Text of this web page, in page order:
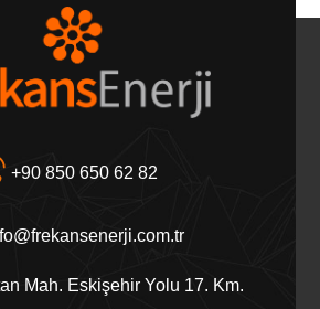
+90 850 650 62 82
Mah. Eskişehir Yolu 17. Km.